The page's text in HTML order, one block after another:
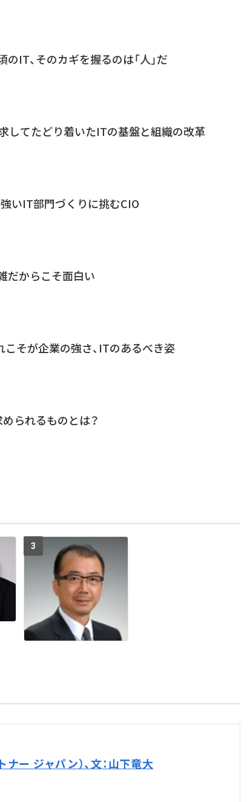
IT、そのカギを握るのは「人」だ
求してたどり着いたITの基盤と組織の改革
強いIT部門づくりに挑むCIO
だからこそ面白い
こそが企業の強さ、ITのあるべき姿
られるものとは？
3
ナー ジャパン）、文：山下竜大